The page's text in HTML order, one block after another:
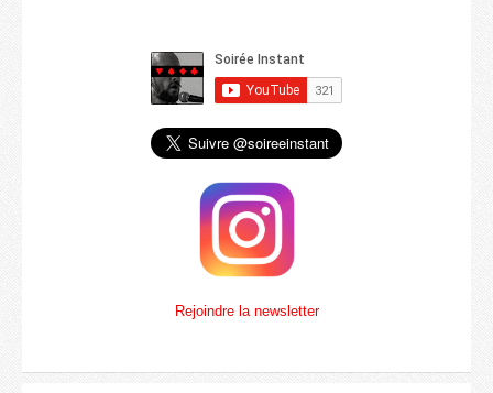
Rejoindre la newsletter